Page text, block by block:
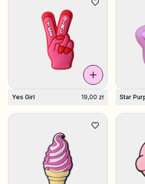
Yes Girl 19,00 zł Star